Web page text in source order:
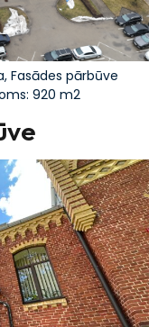
Fasādes pārbūve
920 m2